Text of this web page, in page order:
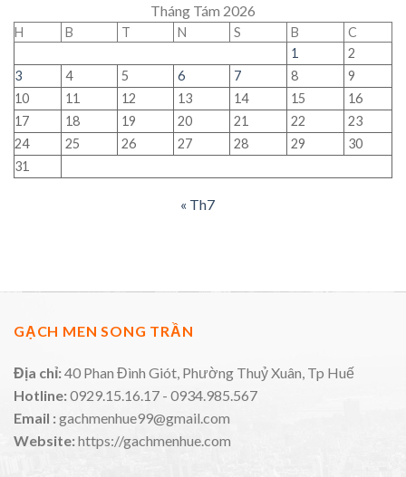
Tháng Tám 2026
H B T N S B
C
1
2
3
4 5 6 7 8
9
10
11 12 13 14 15
16
17
18 19 20 21 22
23
24
25 26 27 28 29
30
31
« Th7
GẠCH MEN SONG TRẦN
Địa chỉ:40 Phan Đình Giót, Phường Thuỷ Xuân, Tp Huế
Hotline:0929.15.16.17 - 0934.985.567
Email :gachmenhue99@gmail.com
Website:https://gachmenhue.com